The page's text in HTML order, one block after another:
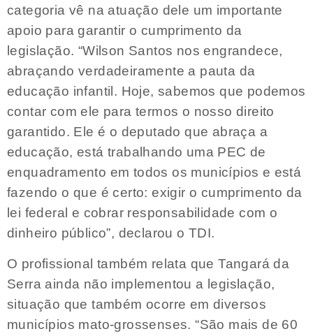
categoria vê na atuação dele um importante
apoio para garantir o cumprimento da
legislação. “Wilson Santos nos engrandece,
abraçando verdadeiramente a pauta da
educação infantil. Hoje, sabemos que podemos
contar com ele para termos o nosso direito
garantido. Ele é o deputado que abraça a
educação, está trabalhando uma PEC de
enquadramento em todos os municípios e está
fazendo o que é certo: exigir o cumprimento da
lei federal e cobrar responsabilidade com o
dinheiro público”, declarou o TDI.
O profissional também relata que Tangará da
Serra ainda não implementou a legislação,
situação que também ocorre em diversos
municípios mato-grossenses. “São mais de 60